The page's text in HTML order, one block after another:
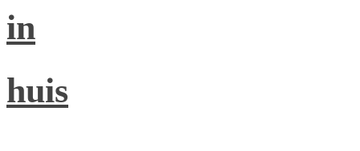
in
huis